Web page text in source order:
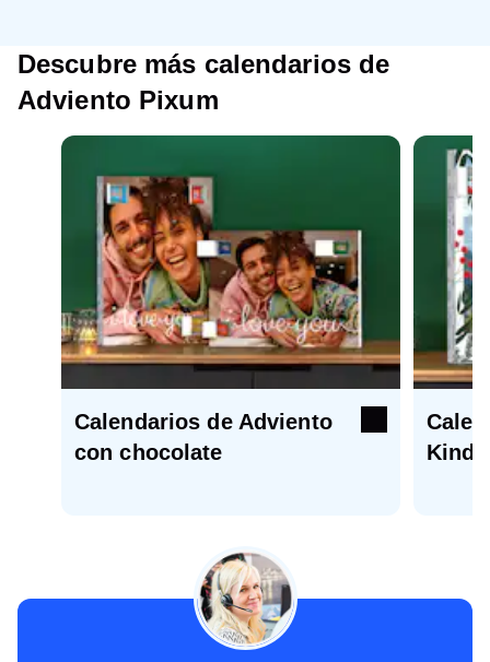
Descubre más calendarios de
Adviento Pixum
Calendarios de Adviento
con chocolate